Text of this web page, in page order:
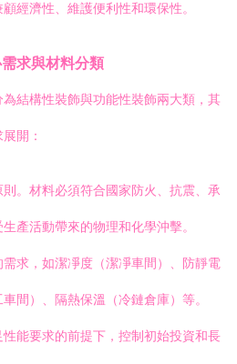
經濟性、維護便利性和環保性。
求與材料分類
結構性裝飾與功能性裝飾兩大類，其
開：
則。材料必須符合國家防火、抗震、承
產活動帶來的物理和化學沖擊。
需求，如潔凈度（潔凈車間）、防靜電
間）、隔熱保溫（冷鏈倉庫）等。
性能要求的前提下，控制初始投資和長